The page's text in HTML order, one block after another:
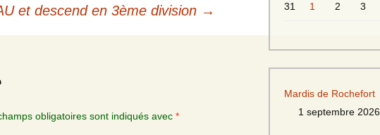
Equipe Mid-Amateurs
et descend en 3ème division →
obligatoires sont indiqués avec *
31 1 2 3
Mardis de Rochefort
1 septembre 2026